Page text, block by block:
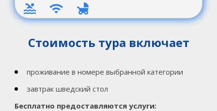
Стоимость тура включает
проживание в номере выбранной категории
завтрак шведский стол
Бесплатно предоставляются услуги: